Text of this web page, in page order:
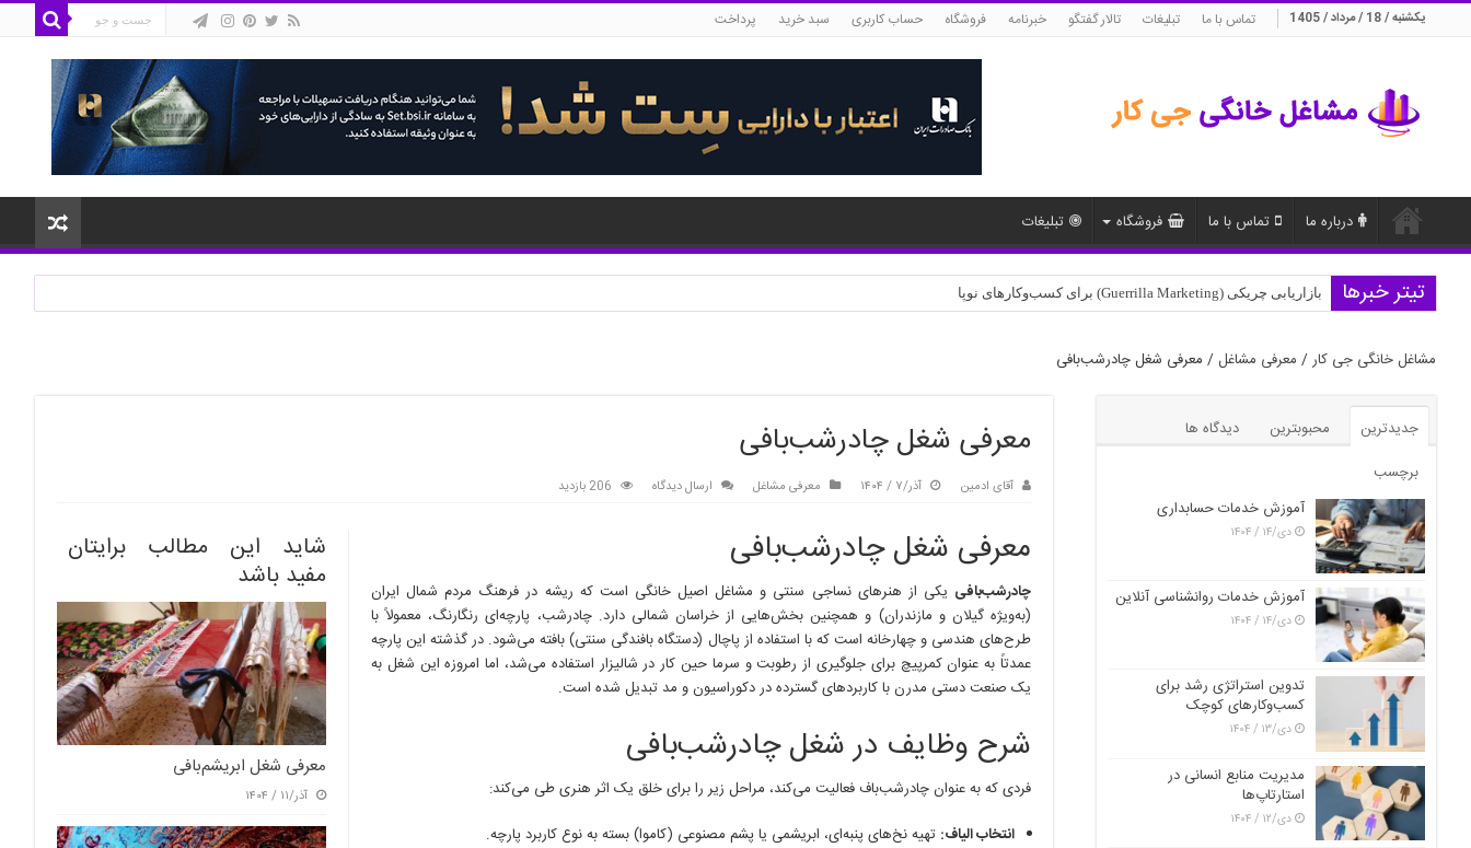
یکشنبه / 18 / مرداد / 1405 تماس با ما تبلیغات تالار گفتگو خبرنامه فروشگاه حساب کاربری سبد خرید پرداخت
درباره ما تماس با ما فروشگاه تبلیغات
تیتر خبرها بازاریابی چریکی (Guerrilla Marketing) برای کسب‌وکارهای نوپا
مشاغل خانگی جی کار/ معرفی مشاغل/ معرفی شغل چادرشب‌بافی
معرفی شغل چادرشب‌بافی
آقای ادمین آذر/۷ / ۱۴۰۴ معرفی مشاغل ارسال دیدگاه 206 بازدید
شاید این مطالب برایتان
مفید باشد
معرفی شغل ابریشم‌بافی
آذر/۱۱ / ۱۴۰۴
معرفی شغل چادرشب‌بافی
چادرشب‌بافی یکی از هنرهای نساجی سنتی و مشاغل اصیل خانگی است که ریشه در فرهنگ مردم شمال ایران
(به‌ویژه گیلان و مازندران) و همچنین بخش‌هایی از خراسان شمالی دارد. چادرشب، پارچه‌ای رنگارنگ، معمولاً با
طرح‌های هندسی و چهارخانه است که با استفاده از پاچال (دستگاه بافندگی سنتی) بافته می‌شود. در گذشته این پارچه
عمدتاً به عنوان کمرپیچ برای جلوگیری از رطوبت و سرما حین کار در شالیزار استفاده می‌شد، اما امروزه این شغل به
یک صنعت دستی مدرن با کاربردهای گسترده در دکوراسیون و مد تبدیل شده است.
شرح وظایف در شغل چادرشب‌بافی
فردی که به عنوان چادرشب‌باف فعالیت می‌کند، مراحل زیر را برای خلق یک اثر هنری طی می‌کند:
انتخاب الیاف: تهیه نخ‌های پنبه‌ای، ابریشمی یا پشم مصنوعی (کاموا) بسته به نوع کاربرد پارچه.
جدیدترین محبوبترین
دیدگاه ها
برچسب
آموزش خدمات حسابداری
دی/۱۴ / ۱۴۰۴
آموزش خدمات روانشناسی آنلاین
دی/۱۴ / ۱۴۰۴
تدوین استراتژی رشد برای
کسب‌وکارهای کوچک
دی/۱۳ / ۱۴۰۴
مدیریت منابع انسانی در
استارتاپ‌ها
دی/۱۲ / ۱۴۰۴